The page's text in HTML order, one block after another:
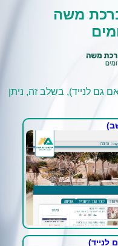
משה
גם לנייד), בשלב זה, ניתן
לנייד)